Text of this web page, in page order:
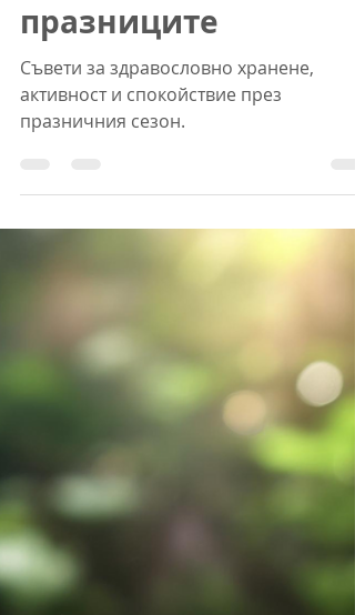
Теди
18.12.2024 г.
време за четене: 3 мин.
баланс по време на
празниците
Съвети за здравословно хранене,
празничния сезон.